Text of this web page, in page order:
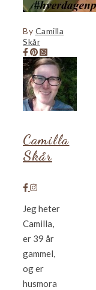
By Camilla
Skår
Camilla
Skår
Jeg heter
Camilla,
er 39 år
gammel,
og er
husmora